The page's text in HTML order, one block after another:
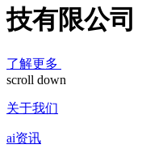
技有限公司
了解更多
scroll down
关于我们
ai资讯